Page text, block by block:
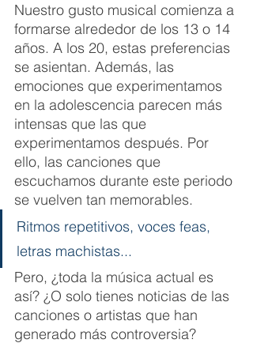
Nuestro gusto musical comienza a
formarse alrededor de los 13 o 14
años. A los 20, estas preferencias
se asientan. Además, las
emociones que experimentamos
en la adolescencia parecen más
intensas que las que
experimentamos después. Por
ello, las canciones que
escuchamos durante este periodo
se vuelven tan memorables.
Ritmos repetitivos, voces feas,
letras machistas...
Pero, ¿toda la música actual es
así? ¿O solo tienes noticias de las
canciones o artistas que han
generado más controversia?